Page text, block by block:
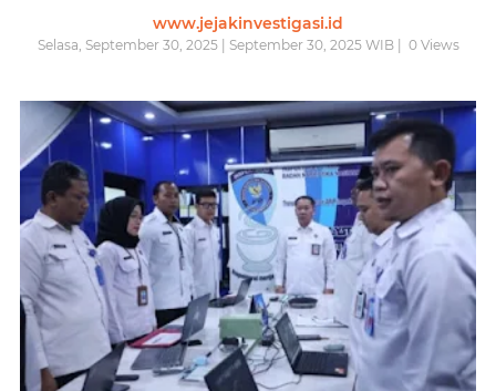
www.jejakinvestigasi.id
Selasa, September 30, 2025 | September 30, 2025 WIB | 0Views